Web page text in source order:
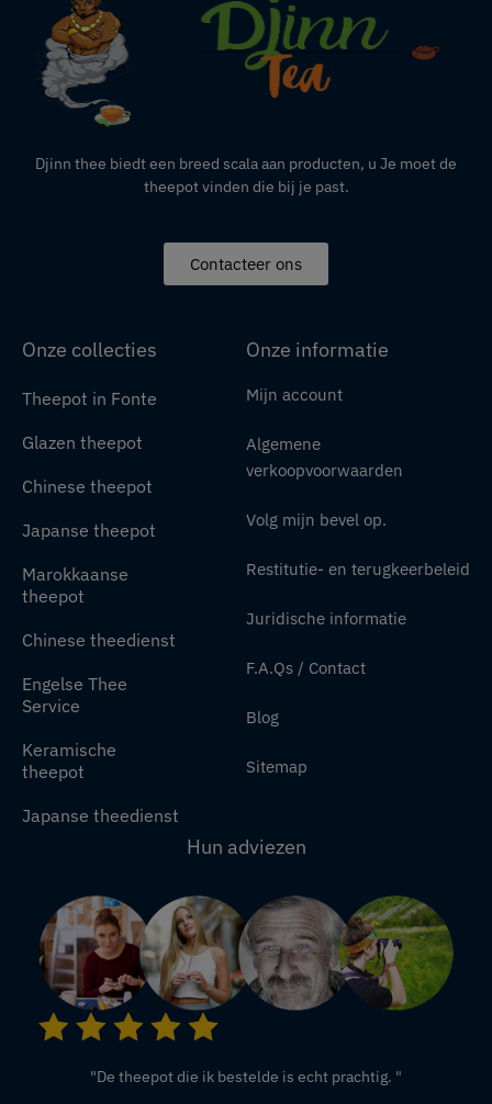
Djinn thee biedt een breed scala aan producten, u Je moet de
theepot vinden die bij je past.
Contacteer ons
Onze collecties
Theepot in Fonte
Glazen theepot
Chinese theepot
Japanse theepot
Marokkaanse
theepot
Chinese theedienst
Engelse Thee
Service
Keramische
theepot
Japanse theedienst
Onze informatie
Mijn account
Algemene
verkoopvoorwaarden
Volg mijn bevel op.
Restitutie- en terugkeerbeleid
Juridische informatie
F.A.Qs / Contact
Blog
Sitemap
Hun adviezen
"De theepot die ik bestelde is echt prachtig. "